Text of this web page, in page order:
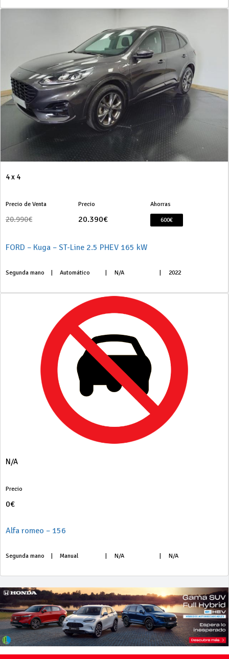
4 x 4
Precio de Venta
20.990€
Precio
20.390€
Ahorras
600€
FORD – Kuga – ST-Line 2.5 PHEV 165 kW
Segunda mano Automático N/A 2022
N/A
Precio
0€
Alfa romeo – 156
Segunda mano Manual N/A N/A